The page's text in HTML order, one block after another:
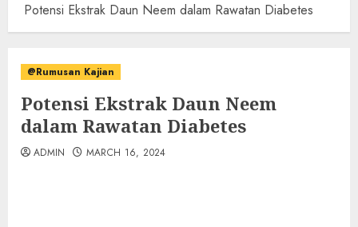
Potensi Ekstrak Daun Neem dalam Rawatan Diabetes
@Rumusan Kajian
Potensi Ekstrak Daun Neem
dalam Rawatan Diabetes
ADMIN MARCH 16, 2024